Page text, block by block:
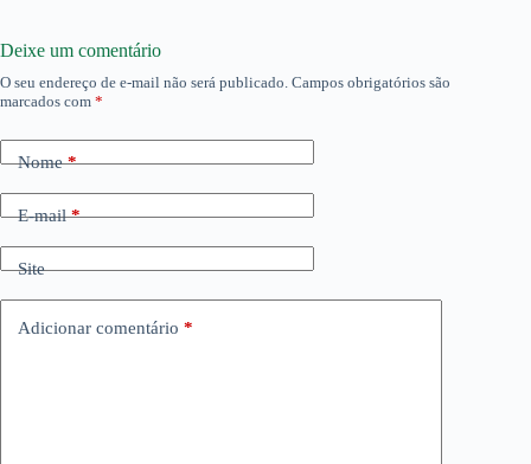
Deixe um comentário
O seu endereço de e-mail não será publicado. Campos obrigatórios são
marcados com *
Nome*
E-mail*
Site
Adicionar comentário *